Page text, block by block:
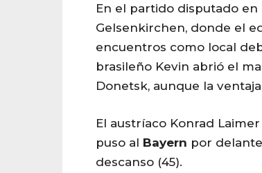
En el partido disputado
Gelsenkirchen, donde el
encuentros como local
brasileño Kevin abrió el
Donetsk, aunque la
El austríaco Konrad
puso al Bayern por
descanso (45).